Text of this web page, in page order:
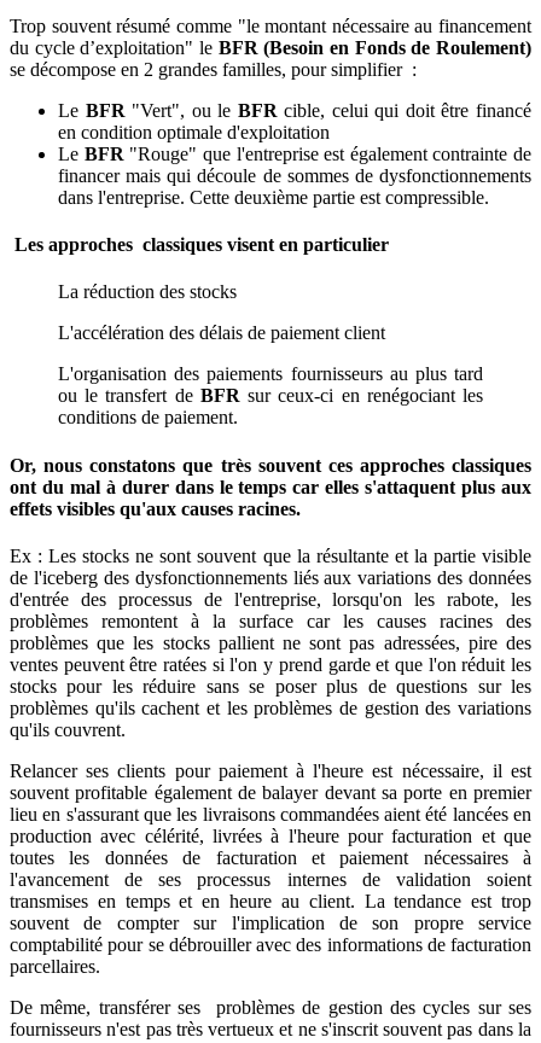
Trop souvent résumé comme "le montant nécessaire au financement
du cycle d’exploitation" le BFR (Besoin en Fonds de Roulement)
se décompose en 2 grandes familles, pour simplifier :
Le BFR "Vert", ou le BFR cible, celui qui doit être financé
en condition optimale d'exploitation
Le BFR "Rouge" que l'entreprise est également contrainte de
financer mais qui découle de sommes de dysfonctionnements
dans l'entreprise. Cette deuxième partie est compressible.
Les approches classiques visent en particulier
La réduction des stocks
L'accélération des délais de paiement client
L'organisation des paiements fournisseurs au plus tard
ou le transfert de BFR sur ceux-ci en renégociant les
conditions de paiement.
Or, nous constatons que très souvent ces approches classiques
ont du mal à durer dans le temps car elles s'attaquent plus aux
effets visibles qu'aux causes racines.
Ex : Les stocks ne sont souvent que la résultante et la partie visible
de l'iceberg des dysfonctionnements liés aux variations des données
d'entrée des processus de l'entreprise, lorsqu'on les rabote, les
problèmes remontent à la surface car les causes racines des
problèmes que les stocks pallient ne sont pas adressées, pire des
ventes peuvent être ratées si l'on y prend garde et que l'on réduit les
stocks pour les réduire sans se poser plus de questions sur les
problèmes qu'ils cachent et les problèmes de gestion des variations
qu'ils couvrent.
Relancer ses clients pour paiement à l'heure est nécessaire, il est
souvent profitable également de balayer devant sa porte en premier
lieu en s'assurant que les livraisons commandées aient été lancées en
production avec célérité, livrées à l'heure pour facturation et que
toutes les données de facturation et paiement nécessaires à
l'avancement de ses processus internes de validation soient
transmises en temps et en heure au client. La tendance est trop
souvent de compter sur l'implication de son propre service
comptabilité pour se débrouiller avec des informations de facturation
parcellaires.
De même, transférer ses problèmes de gestion des cycles sur ses
fournisseurs n'est pas très vertueux et ne s'inscrit souvent pas dans la